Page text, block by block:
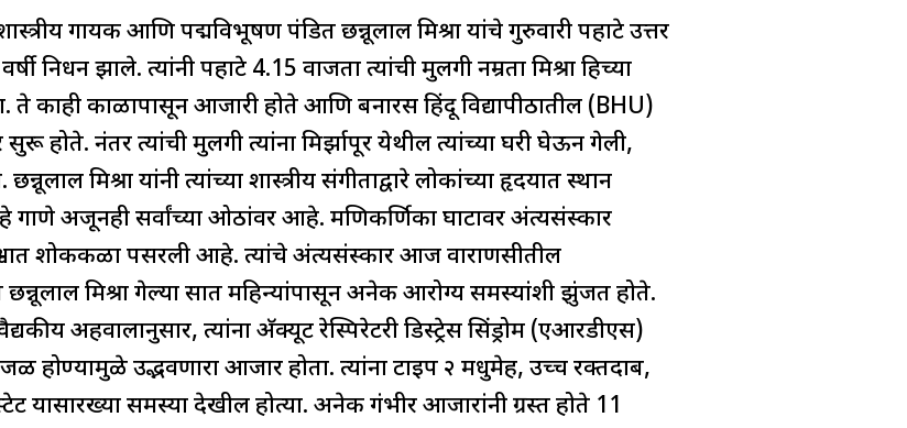
गायक आणि पद्मविभूषण पंडित छन्नूलाल मिश्रा यांचे गुरुवारी पहाटे उत्तर
निधन झाले. त्यांनी पहाटे 4.15 वाजता त्यांची मुलगी नम्रता मिश्रा हिच्या
ते काही काळापासून आजारी होते आणि बनारस हिंदू विद्यापीठातील (BHU)
सुरू होते. नंतर त्यांची मुलगी त्यांना मिर्झापूर येथील त्यांच्या घरी घेऊन गेली,
मिश्रा यांनी त्यांच्या शास्त्रीय संगीताद्वारे लोकांच्या हृदयात स्थान
अजूनही सर्वांच्या ओठांवर आहे. मणिकर्णिका घाटावर अंत्यसंस्कार
शोककळा पसरली आहे. त्यांचे अंत्यसंस्कार आज वाराणसीतील
मिश्रा गेल्या सात महिन्यांपासून अनेक आरोग्य समस्यांशी झुंजत होते.
अहवालानुसार, त्यांना अ‍ॅक्यूट रेस्पिरेटरी डिस्ट्रेस सिंड्रोम (एआरडीएस)
होण्यामुळे उद्भवणारा आजार होता. त्यांना टाइप २ मधुमेह, उच्च रक्तदाब,
यासारख्या समस्या देखील होत्या. अनेक गंभीर आजारांनी ग्रस्त होते 11